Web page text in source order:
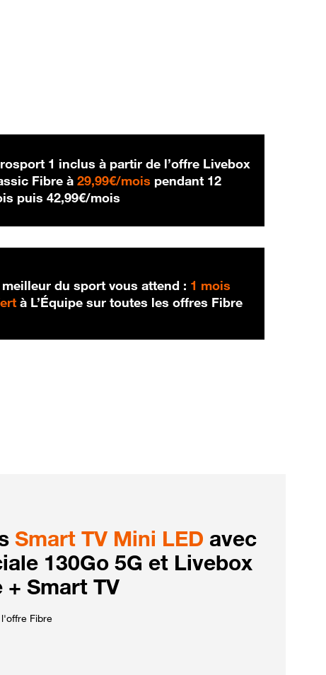
1 inclus à partir de l’offre Livebox
Fibre à29,99€/mois 29,99 € par mois
pendant 12
puis42,99€/mois
meilleur du sport vous attend : 1 mois
à L’Équipe sur toutes les offres Fibre
Smart TV Mini LED avec
130Go 5G et Livebox
Smart TV
Fibre